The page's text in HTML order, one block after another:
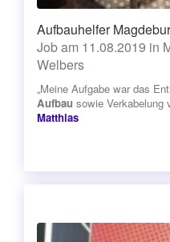
Aufbauhelfer
Job am 11.08.2019 in
Welbers
„Meine Aufgabe war das
Aufbau sowie Verkabelung
Matthias